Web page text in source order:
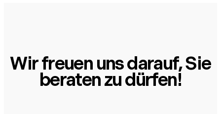
Wir freuen uns darauf, Sie
beraten zu dürfen!